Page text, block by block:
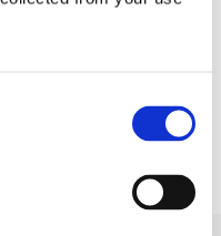
i
rivijere – od